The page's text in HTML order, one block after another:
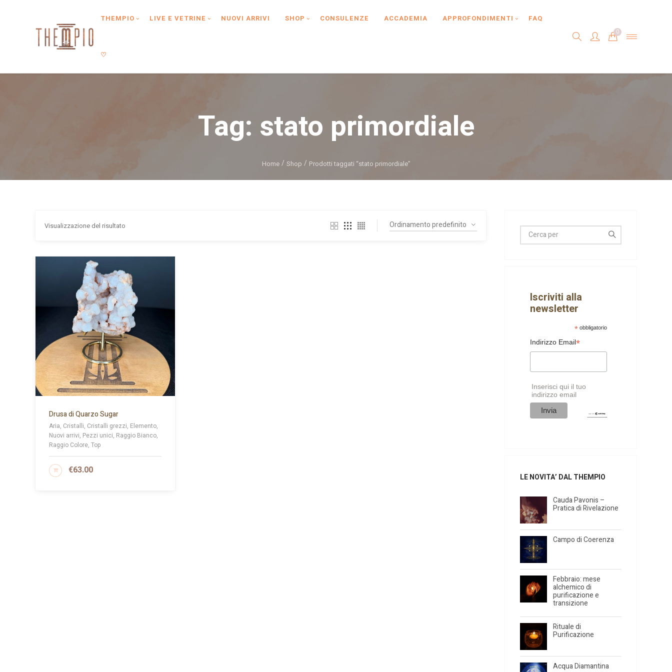
Type anything to search, then press enter or Search Button
THEMPIO LIVE E VETRINE NUOVI ARRIVI SHOP CONSULENZE ACCADEMIA APPROFONDIMENTI FAQ
♡
0
Tag: stato primordiale
Home Shop Prodotti taggati “stato primordiale”
Visualizzazione del risultato
Drusa di Quarzo Sugar
Aria, Cristalli, Cristalli grezzi, Elemento,
Nuovi arrivi, Pezzi unici, Raggio Bianco,
Raggio Colore, Top
€63.00
AGGIUNGI AL CARRELLO
Iscriviti alla
newsletter
*obbligatorio
Indirizzo Email*
Inserisci qui il tuo
indirizzo email
LE NOVITA’ DAL THEMPIO
Cauda Pavonis –
Pratica di Rivelazione
Campo di Coerenza
Febbraio: mese
alchemico di
purificazione e
transizione
Rituale di
Purificazione
Acqua Diamantina